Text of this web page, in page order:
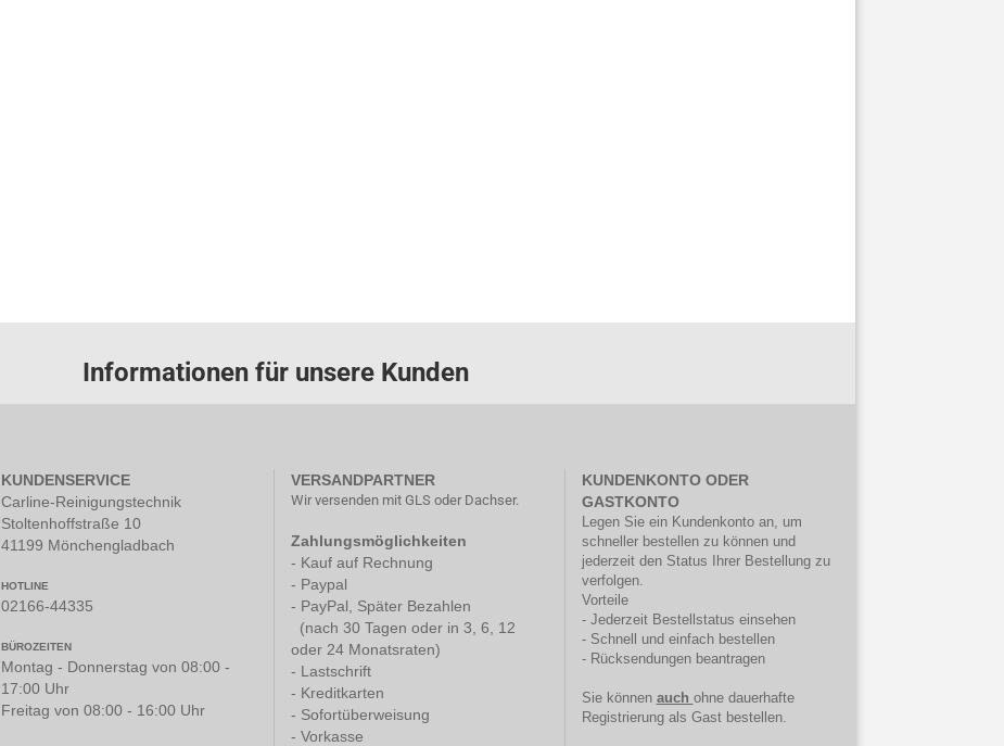
Informationen für unsere Kunden
KUNDENSERVICE
Carline-Reinigungstechnik
Stoltenhoffstraße 10
41199 Mönchengladbach
HOTLINE
02166-44335
BÜROZEITEN
Montag - Donnerstag von 08:00 -
17:00 Uhr
Freitag von 08:00 - 16:00 Uhr
VERSANDPARTNER
Wir versenden mit GLS oder Dachser.
Zahlungsmöglichkeiten
- Kauf auf Rechnung
- Paypal
- PayPal, Später Bezahlen
(nach 30 Tagen oder in 3, 6, 12
oder 24 Monatsraten)
- Lastschrift
- Kreditkarten
- Sofortüberweisung
- Vorkasse
KUNDENKONTO ODER
GASTKONTO
Legen Sie ein Kundenkonto an, um
schneller bestellen zu können und
jederzeit den Status Ihrer Bestellung zu
verfolgen.
Vorteile
- Jederzeit Bestellstatus einsehen
- Schnell und einfach bestellen
- Rücksendungen beantragen
Sie können auch ohne dauerhafte
Registrierung als Gast bestellen.